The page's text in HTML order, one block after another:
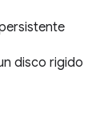
disco rigido